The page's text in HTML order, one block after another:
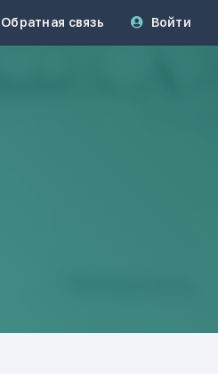
Обратная связь Войти